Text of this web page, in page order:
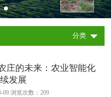
分类
庄的未来：农业智能化
发展
09 浏览次数： 209